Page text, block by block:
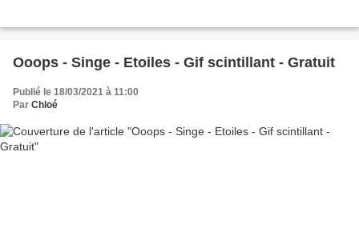
Ooops - Singe - Etoiles - Gif scintillant - Gratuit
Publié le 18/03/2021 à 11:00
Par Chloé